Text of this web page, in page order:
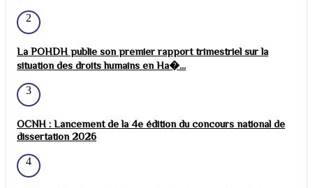
2
La POHDH publie son premier rapport trimestriel sur la
situation des droits humains en Ha�...
3
OCNH : Lancement de la 4e édition du concours national de
dissertation 2026
4